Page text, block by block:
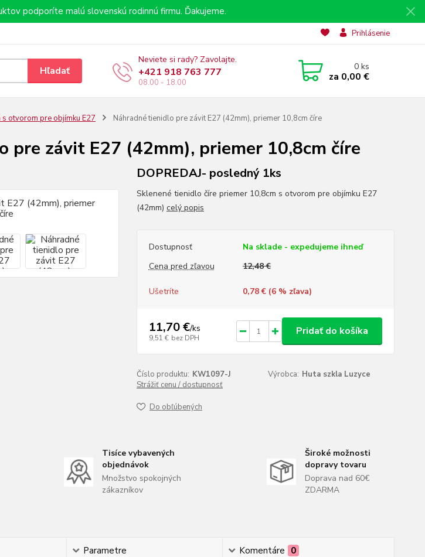
podporíte malú slovenskú rodinnú firmu. Ďakujeme.
Prihlásenie
Hľadať
Neviete si rady? Zavolajte.
+421 918 763 777
08.00 - 18.00
0ks
za 0,00 €
otvorom pre objímku E27 Náhradné tienidlo pre závit E27 (42mm), priemer 10,8cm číre
pre závit E27 (42mm), priemer 10,8cm číre
DOPREDAJ- posledný 1ks
Sklenené tienidlo číre priemer 10,8cm s otvorom pre objímku E27
(42mm) celý popis
Dostupnosť
Na sklade - expedujeme ihneď
Cena pred zľavou
12,48 €
Ušetríte 0,78 € (6% zľava)
11,70 €/ks
9,51 € bez DPH
Pridať do košíka
Číslo produktu: KW1097-J Výrobca: Huta szkla Luzyce
Strážiť cenu / dostupnosť
Do obľúbených
Tisíce vybavených
objednávok
Množstvo spokojných
zákazníkov
Široké možnosti
dopravy tovaru
Doprava nad 60€
ZDARMA
Parametre Komentáre 0